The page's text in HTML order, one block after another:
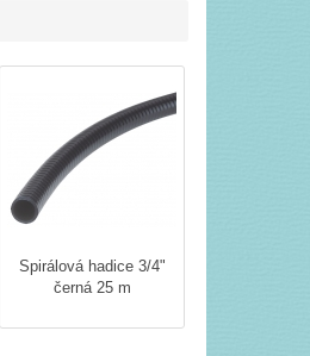
Spirálová hadice 3/4"
černá 25 m